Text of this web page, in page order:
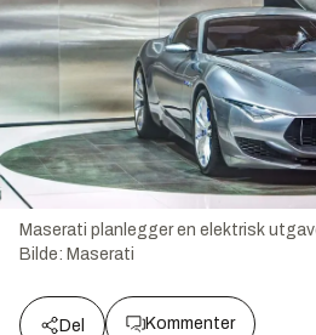
Maserati planlegger en elektrisk
Bilde: Maserati
Del Kommenter